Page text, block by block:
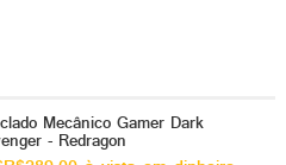
Mecânico Gamer Dark
- Redragon